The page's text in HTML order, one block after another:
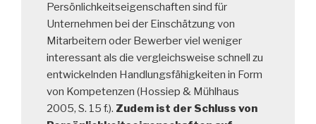
Persönlichkeitseigenschaften sind für
Unternehmen bei der Einschätzung von
Mitarbeitern oder Bewerber viel weniger
interessant als die vergleichsweise schnell zu
entwickelnden Handlungsfähigkeiten in Form
von Kompetenzen (Hossiep & Mühlhaus
2005, S. 15 f.). Zudem ist der Schluss von